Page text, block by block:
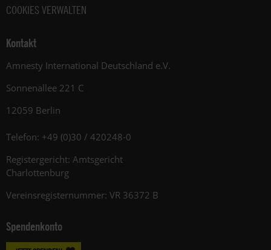
COOKIES VERWALTEN
Kontakt
Amnesty International Deutschland e.V.
Sonnenallee 221 C
12059 Berlin
Telefon: +49 (0)30 / 420248-0
Registergericht: Amtsgericht
Charlottenburg
Vereinsregisternummer: VR 36372 B
Spendenkonto